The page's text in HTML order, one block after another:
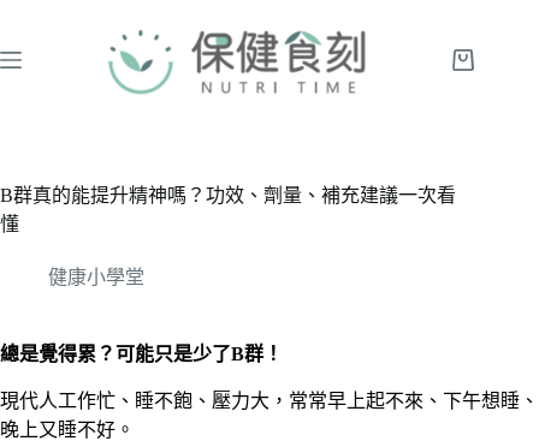
主
購
B群真的能提升精神嗎？功效、劑量、補充建議一次看
懂
健康小學堂
總是覺得累？可能只是少了B群！
現代人工作忙、睡不飽、壓力大，常常早上起不來、下午想睡、
晚上又睡不好。